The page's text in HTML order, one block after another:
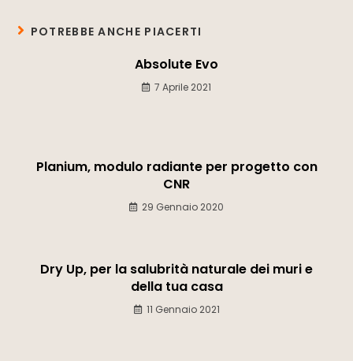
POTREBBE ANCHE PIACERTI
Absolute Evo
7 Aprile 2021
Planium, modulo radiante per progetto con
CNR
29 Gennaio 2020
Dry Up, per la salubrità naturale dei muri e
della tua casa
11 Gennaio 2021